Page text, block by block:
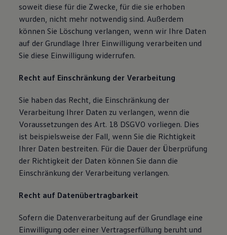
soweit diese für die Zwecke, für die sie erhoben
wurden, nicht mehr notwendig sind. Außerdem
können Sie Löschung verlangen, wenn wir Ihre Daten
auf der Grundlage Ihrer Einwilligung verarbeiten und
Sie diese Einwilligung widerrufen.
Recht auf Einschränkung der Verarbeitung
Sie haben das Recht, die Einschränkung der
Verarbeitung Ihrer Daten zu verlangen, wenn die
Voraussetzungen des Art. 18 DSGVO vorliegen. Dies
ist beispielsweise der Fall, wenn Sie die Richtigkeit
Ihrer Daten bestreiten. Für die Dauer der Überprüfung
der Richtigkeit der Daten können Sie dann die
Einschränkung der Verarbeitung verlangen.
Recht auf Datenübertragbarkeit
Sofern die Datenverarbeitung auf der Grundlage eine
Einwilligung oder einer Vertragserfüllung beruht und